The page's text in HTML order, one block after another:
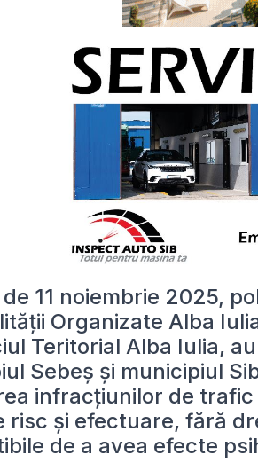
11 noiembrie 2025,
Organizate Alba
Teritorial Alba Iulia,
Sebeș și municipiul
infracțiunilor de
risc și efectuare, fără
de a avea efecte